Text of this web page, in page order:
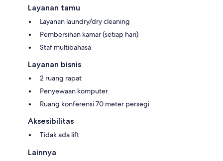
Layanan tamu
Layanan laundry/dry cleaning
Pembersihan kamar (setiap hari)
Staf multibahasa
Layanan bisnis
2 ruang rapat
Penyewaan komputer
Ruang konferensi 70 meter persegi
Aksesibilitas
Tidak ada lift
Lainnya